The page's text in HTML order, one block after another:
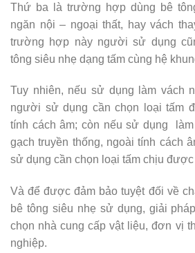
Thứ ba là trường hợp dùng bê
ngăn nội – ngoại thất, hay vách
trường hợp này người sử dụng
tông siêu nhẹ dạng tấm cùng hệ
Tuy nhiên, nếu sử dụng làm vách
người sử dụng cần chọn loại tấm
tính cách âm; còn nếu sử dụng
gạch truyền thống, ngoài tính cách
sử dụng cần chọn loại tấm chịu
Và để được đảm bảo tuyệt đối về
bê tông siêu nhẹ sử dụng, giải
chọn nhà cung cấp vật liệu, đơn vị
nghiệp.